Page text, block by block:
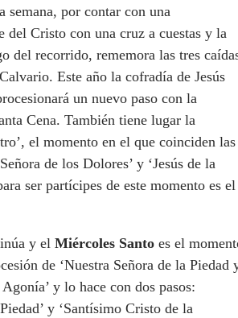
semana, por contar con una
del Cristo con una cruz a cuestas y la
del recorrido, rememora las tres
Este año la cofradía de Jesús
un nuevo paso con la
Cena. También tiene lugar la
el momento en el que coinciden las
de los Dolores’ y ‘Jesús de la
ser partícipes de este momento es el
y el Miércoles Santo es el
de ‘Nuestra Señora de la Piedad
y lo hace con dos pasos:
y ‘Santísimo Cristo de la